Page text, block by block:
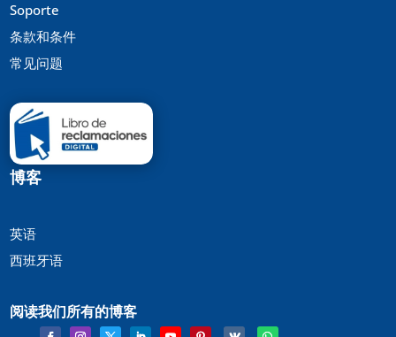
Soporte
条款和条件
常见问题
博客
英语
西班牙语
阅读我们所有的博客